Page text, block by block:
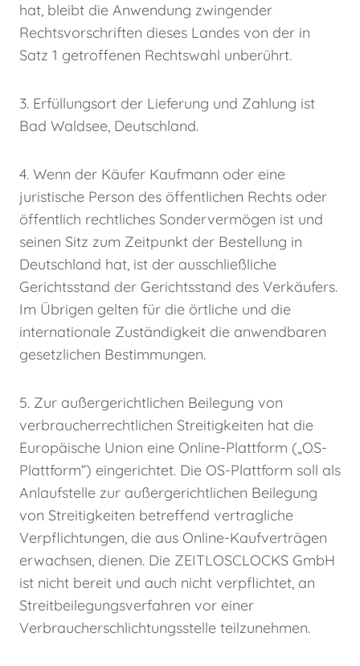
hat, bleibt die Anwendung zwingender
Rechtsvorschriften dieses Landes von der in
Satz 1 getroffenen Rechtswahl unberührt.
3. Erfüllungsort der Lieferung und Zahlung ist
Bad Waldsee, Deutschland.
4. Wenn der Käufer Kaufmann oder eine
juristische Person des öffentlichen Rechts oder
öffentlich rechtliches Sondervermögen ist und
seinen Sitz zum Zeitpunkt der Bestellung in
Deutschland hat, ist der ausschließliche
Gerichtsstand der Gerichtsstand des Verkäufers.
Im Übrigen gelten für die örtliche und die
internationale Zuständigkeit die anwendbaren
gesetzlichen Bestimmungen.
5. Zur außergerichtlichen Beilegung von
verbraucherrechtlichen Streitigkeiten hat die
Europäische Union eine Online-Plattform („OS-
Plattform“) eingerichtet. Die OS-Plattform soll als
Anlaufstelle zur außergerichtlichen Beilegung
von Streitigkeiten betreffend vertragliche
Verpflichtungen, die aus Online-Kaufverträgen
erwachsen, dienen. Die ZEITLOSCLOCKS GmbH
ist nicht bereit und auch nicht verpflichtet, an
Streitbeilegungsverfahren vor einer
Verbraucherschlichtungsstelle teilzunehmen.